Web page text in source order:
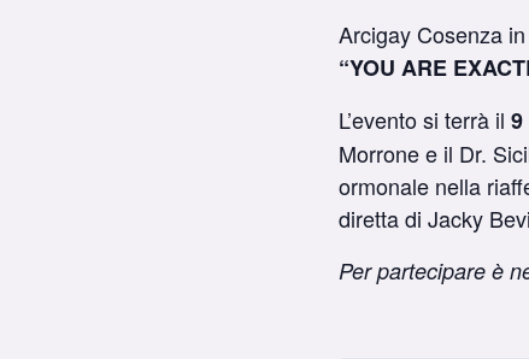
Arcigay Cosenza
“YOU ARE
L’evento si terrà il
Morrone e il Dr.
ormonale nella
diretta di Jacky
Per partecipare è